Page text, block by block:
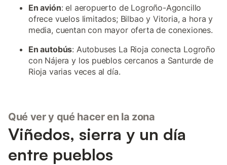
En avión: el aeropuerto de Logroño-Agoncillo
ofrece vuelos limitados; Bilbao y Vitoria, a hora y
media, cuentan con mayor oferta de conexiones.
En autobús: Autobuses La Rioja conecta Logroño
con Nájera y los pueblos cercanos a Santurde de
Rioja varias veces al día.
Qué ver y qué hacer en la zona
Viñedos, sierra y un día
entre pueblos